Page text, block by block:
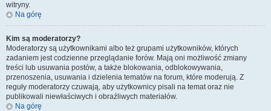
witryny.
Na górę
Kim są moderatorzy?
Moderatorzy są użytkownikami albo też grupami użytkowników, których
zadaniem jest codzienne przeglądanie forów. Mają oni możliwość zmiany
treści lub usuwania postów, a także blokowania, odblokowywania,
przenoszenia, usuwania i dzielenia tematów na forum, które moderują. Z
reguły moderatorzy czuwają, aby użytkownicy pisali na temat oraz nie
publikowali niewłaściwych i obraźliwych materiałów.
Na górę